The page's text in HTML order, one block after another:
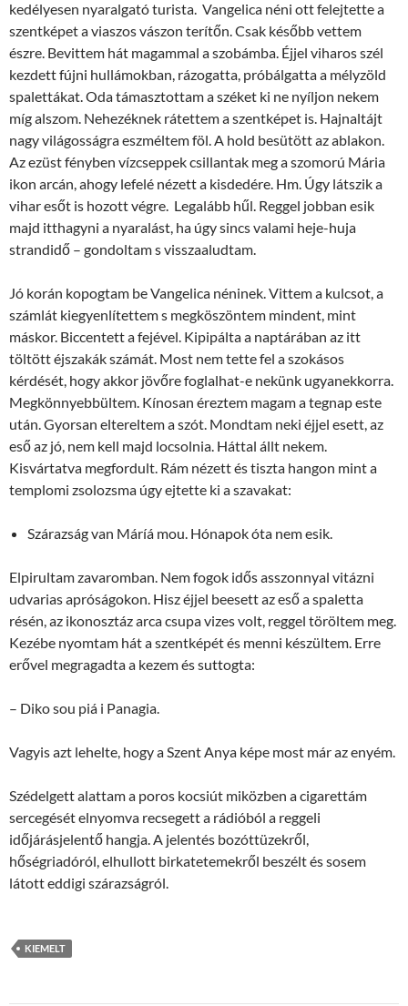
kedélyesen nyaralgató turista. Vangelica néni ott felejtette a
szentképet a viaszos vászon terítőn. Csak később vettem
észre. Bevittem hát magammal a szobámba. Éjjel viharos szél
kezdett fújni hullámokban, rázogatta, próbálgatta a mélyzöld
spalettákat. Oda támasztottam a széket ki ne nyíljon nekem
míg alszom. Nehezéknek rátettem a szentképet is. Hajnaltájt
nagy világosságra eszméltem föl. A hold besütött az ablakon.
Az ezüst fényben vízcseppek csillantak meg a szomorú Mária
ikon arcán, ahogy lefelé nézett a kisdedére. Hm. Úgy látszik a
vihar esőt is hozott végre. Legalább hűl. Reggel jobban esik
majd itthagyni a nyaralást, ha úgy sincs valami heje-huja
strandidő – gondoltam s visszaaludtam.
Jó korán kopogtam be Vangelica néninek. Vittem a kulcsot, a
számlát kiegyenlítettem s megköszöntem mindent, mint
máskor. Biccentett a fejével. Kipipálta a naptárában az itt
töltött éjszakák számát. Most nem tette fel a szokásos
kérdését, hogy akkor jövőre foglalhat-e nekünk ugyanekkorra.
Megkönnyebbültem. Kínosan éreztem magam a tegnap este
után. Gyorsan eltereltem a szót. Mondtam neki éjjel esett, az
eső az jó, nem kell majd locsolnia. Háttal állt nekem.
Kisvártatva megfordult. Rám nézett és tiszta hangon mint a
templomi zsolozsma úgy ejtette ki a szavakat:
Szárazság van Máríá mou. Hónapok óta nem esik.
Elpirultam zavaromban. Nem fogok idős asszonnyal vitázni
udvarias apróságokon. Hisz éjjel beesett az eső a spaletta
résén, az ikonosztáz arca csupa vizes volt, reggel töröltem meg.
Kezébe nyomtam hát a szentképét és menni készültem. Erre
erővel megragadta a kezem és suttogta:
– Diko sou piá i Panagia.
Vagyis azt lehelte, hogy a Szent Anya képe most már az enyém.
Szédelgett alattam a poros kocsiút miközben a cigarettám
sercegését elnyomva recsegett a rádióból a reggeli
időjárásjelentő hangja. A jelentés bozóttüzekről,
hőségriadóról, elhullott birkatetemekről beszélt és sosem
látott eddigi szárazságról.
KIEMELT